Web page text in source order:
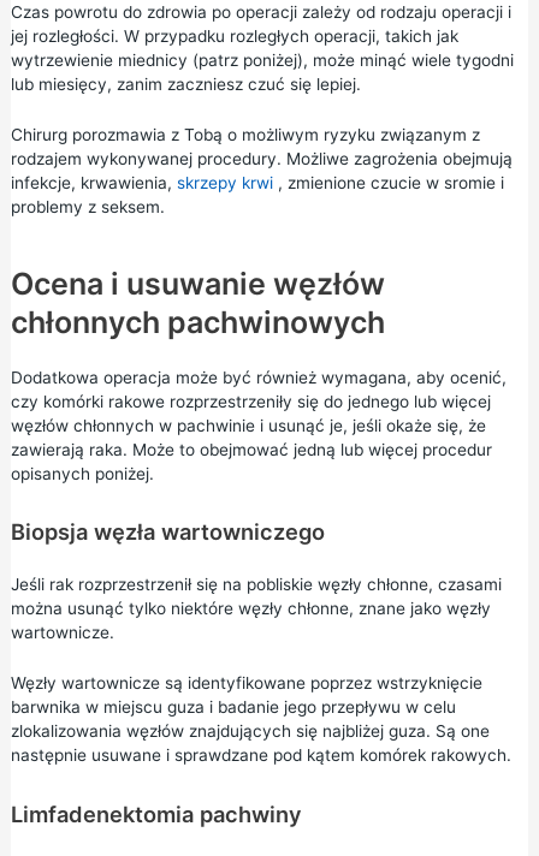
Czas powrotu do zdrowia po operacji zależy od rodzaju operacji i
jej rozległości. W przypadku rozległych operacji, takich jak
wytrzewienie miednicy (patrz poniżej), może minąć wiele tygodni
lub miesięcy, zanim zaczniesz czuć się lepiej.
Chirurg porozmawia z Tobą o możliwym ryzyku związanym z
rodzajem wykonywanej procedury. Możliwe zagrożenia obejmują
infekcje, krwawienia, skrzepy krwi, zmienione czucie w sromie i
problemy z seksem.
Ocena i usuwanie węzłów
chłonnych pachwinowych
Dodatkowa operacja może być również wymagana, aby ocenić,
czy komórki rakowe rozprzestrzeniły się do jednego lub więcej
węzłów chłonnych w pachwinie i usunąć je, jeśli okaże się, że
zawierają raka. Może to obejmować jedną lub więcej procedur
opisanych poniżej.
Biopsja węzła wartowniczego
Jeśli rak rozprzestrzenił się na pobliskie węzły chłonne, czasami
można usunąć tylko niektóre węzły chłonne, znane jako węzły
wartownicze.
Węzły wartownicze są identyfikowane poprzez wstrzyknięcie
barwnika w miejscu guza i badanie jego przepływu w celu
zlokalizowania węzłów znajdujących się najbliżej guza. Są one
następnie usuwane i sprawdzane pod kątem komórek rakowych.
Limfadenektomia pachwiny